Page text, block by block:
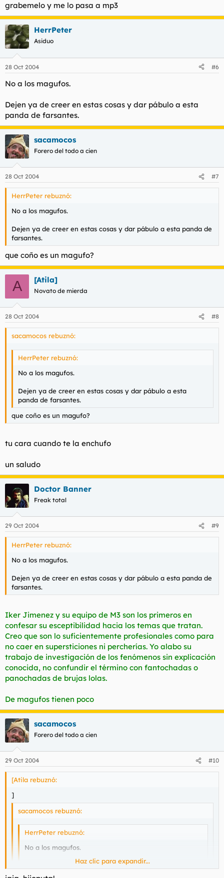
- La Mesa de Salomón
- Casas encantadas
- Nigromantes
- Templarios...
Y otros tantos temas que hacen de Toledo una ciudad
"mágica".
grabemelo y me lo pasa a mp3
HerrPeter
Asiduo
28 Oct 2004 #6
No a los magufos.
Dejen ya de creer en estas cosas y dar pábulo a esta
panda de farsantes.
sacamocos
Forero del todo a cien
28 Oct 2004 #7
HerrPeter rebuznó:
No a los magufos.
Dejen ya de creer en estas cosas y dar pábulo a esta panda de
farsantes.
que coño es un magufo?
A [Atila]
Novato de mierda
28 Oct 2004 #8
sacamocos rebuznó:
HerrPeter rebuznó:
No a los magufos.
Dejen ya de creer en estas cosas y dar pábulo a esta
panda de farsantes.
que coño es un magufo?
tu cara cuando te la enchufo
un saludo
Doctor Banner
Freak total
29 Oct 2004 #9
HerrPeter rebuznó:
No a los magufos.
Dejen ya de creer en estas cosas y dar pábulo a esta panda de
farsantes.
Iker Jimenez y su equipo de M3 son los primeros en
confesar su esceptibilidad hacia los temas que tratan.
Creo que son lo suficientemente profesionales como para
no caer en supersticiones ni percherías. Yo alabo su
trabajo de investigación de los fenómenos sin explicación
conocida, no confundir el término con fantochadas o
panochadas de brujas lolas.
De magufos tienen poco
sacamocos
Forero del todo a cien
29 Oct 2004 #10
[Atila rebuznó:
]
sacamocos rebuznó:
HerrPeter rebuznó:
No a los magufos.
Dejen ya de creer en estas cosas y dar pábulo a esta
panda de farsantes.
Haz clic para expandir...